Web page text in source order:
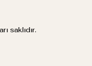
saklıdır.